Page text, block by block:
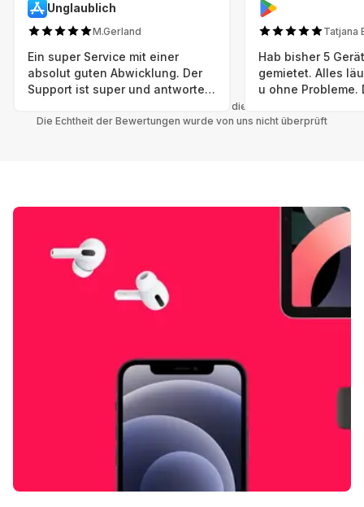
Unglaublich
M.Gerland
Ein super Service mit einer
absolut guten Abwicklung. Der
Support ist super und antworte
Tatjana
Hab bisher 5
gemietet. Alles
u ohne Probleme.
einwandfreien
Nachhaltig u wer
mal wieder ein
hat (Xbox,
Smartphone etc),
Grover nur
Möglichkeit
besteht nach
Alle Bewertungen beziehen sich auf die Grover App.
Die Echtheit der Bewertungen wurde von uns nicht überprüft